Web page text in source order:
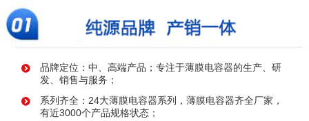
品牌定位：中、高端产品；专注于薄膜电容器的生产、研
发、销售与服务；
系列齐全：24大薄膜电容器系列，薄膜电容器齐全厂家，
有近3000个产品规格状态；